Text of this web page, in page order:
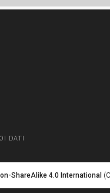
DATI
ShareAlike 4.0 International